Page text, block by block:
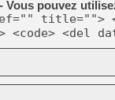
Vous pouvez
title="">
<code> <del